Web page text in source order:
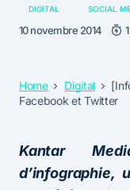
DIGITAL SOCIAL
10 novembre 2014
Home Digital
Facebook et Twitter
Kantar
d’infographie,